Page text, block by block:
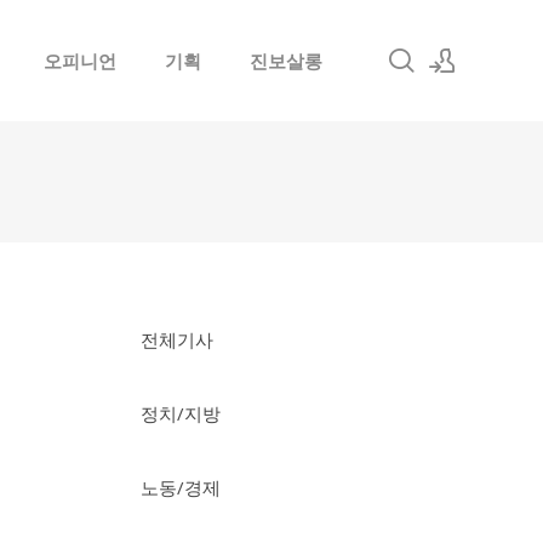
오피니언 기획 진보살롱
전체기사
정치/지방
노동/경제